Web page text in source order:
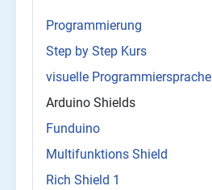
Programmierung
Step by Step Kurs
visuelle Programmiersprache
Arduino Shields
Funduino
Multifunktions Shield
Rich Shield 1